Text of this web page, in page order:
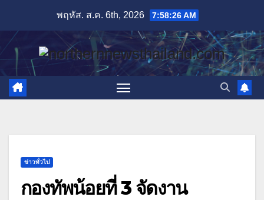
content
พฤหัส. ส.ค. 6th, 2026 7:58:28 AM
ข่าวทั่วไป
กองทัพน้อยที่ 3 จัดงาน